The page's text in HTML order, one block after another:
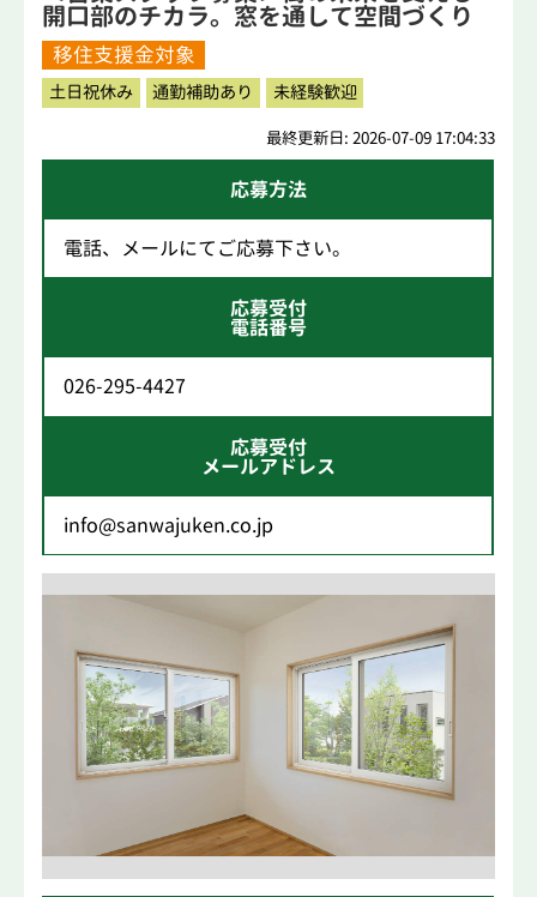
開口部のチカラ。窓を通して空間づくり
を提案。
移住支援金対象
土日祝休み 通勤補助あり 未経験歓迎
最終更新日: 2026-07-09 17:04:33
応募方法
電話、メールにてご応募下さい。
応募受付
電話番号
026-295-4427
応募受付
メールアドレス
info@sanwajuken.co.jp